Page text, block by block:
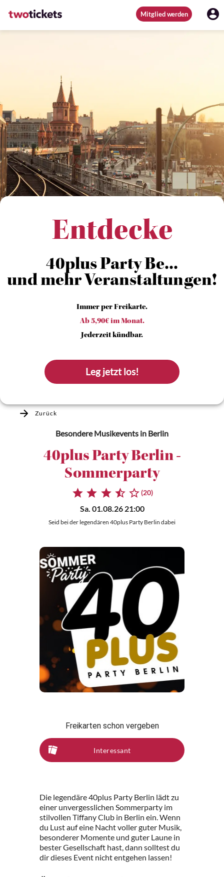
Mitglied werden
Entdecke
40plus Party Be...
und mehr Veranstaltungen!
Immer per Freikarte.
Ab 5,90€ im Monat.
Jederzeit kündbar.
Leg jetzt los!
Zurück
Besondere Musikevents in Berlin
40plus Party Berlin -
Sommerparty
(20)
Sa. 01.08.26 21:00
Seid bei der legendären 40plus Party Berlin dabei
Freikarten schon vergeben
Interessant
Die legendäre 40plus Party Berlin lädt zu
einer unvergesslichen Sommerparty im
stilvollen Tiffany Club in Berlin ein. Wenn
du Lust auf eine Nacht voller guter Musik,
besonderer Momente und guter Laune in
bester Gesellschaft hast, dann solltest du
dir dieses Event nicht entgehen lassen!